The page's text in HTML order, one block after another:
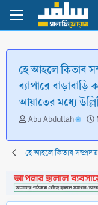
হে আহলে কিতাব
ব্যাপারে
T
r
e
d
s
Abu Abdullah
r